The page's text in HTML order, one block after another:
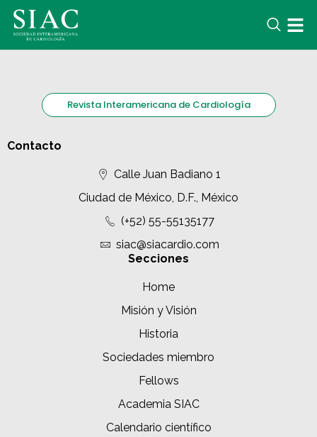
Revista Interamericana de Cardiología
Contacto
Calle Juan Badiano 1
Ciudad de México, D.F., México
(+52) 55-55135177
siac@siacardio.com
Secciones
Home
Misión y Visión
Historia
Sociedades miembro
Fellows
Academia SIAC
Calendario científico